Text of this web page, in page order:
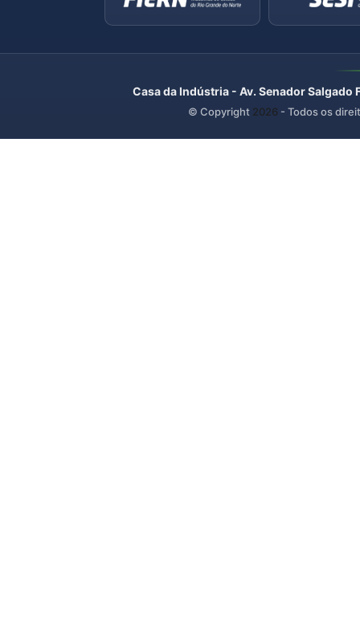
Casa da Indústria - Av. Senador
© Copyright 2026 - Todos os